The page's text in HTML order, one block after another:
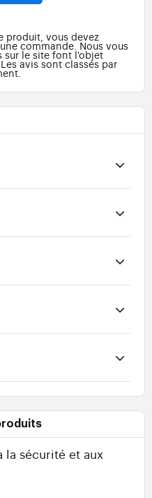
produit, vous devez
commande. Nous vous
sur le site font l'objet
. Les avis sont classés par
la sécurité et aux